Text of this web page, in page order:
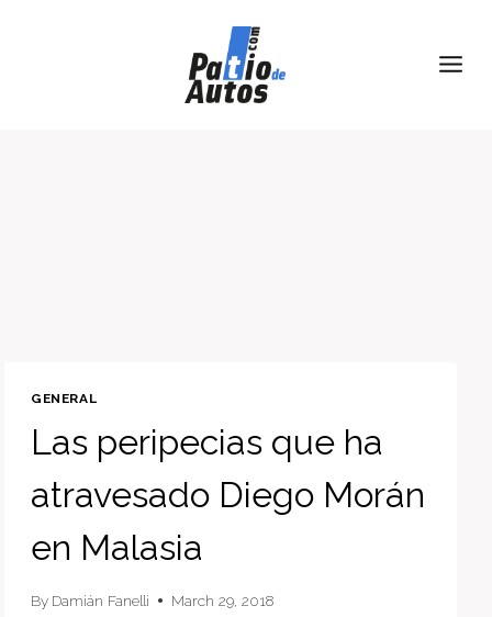
GENERAL
Las peripecias que ha
atravesado Diego Morán
en Malasia
By Damián Fanelli March 29, 2018